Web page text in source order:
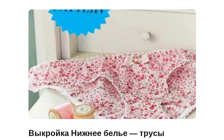
Выкройка Нижнее белье — трусы